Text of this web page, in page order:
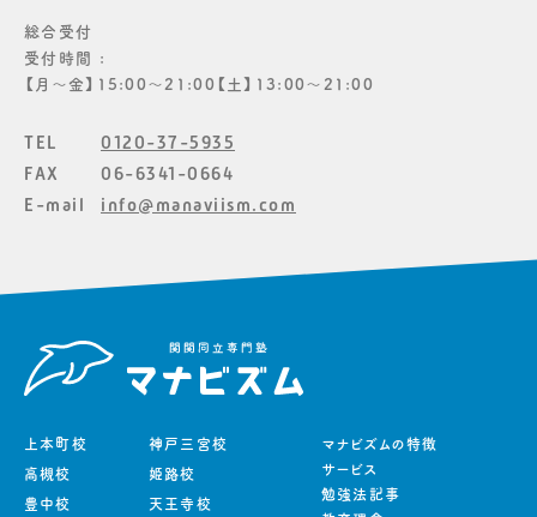
総合受付
受付時間 :
【月〜金】15:00〜21:00【土】13:00〜21:00
TEL
0120-37-5935
FAX
06-6341-0664
E-mail
info@manaviism.com
上本町校
高槻校
豊中校
神戸三宮校
姫路校
天王寺校
マナビズムの特徴
サービス
勉強法記事